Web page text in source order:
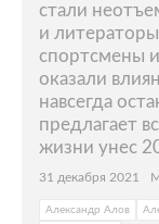
стали
и
спортсмены
оказали
навсегда
предлагает
жизни унес
31 декабря 2021
Александр Алов